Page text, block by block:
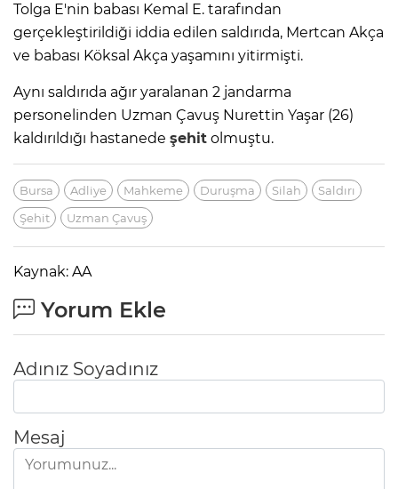
Tolga E'nin babası Kemal E. tarafından
gerçekleştirildiği iddia edilen saldırıda, Mertcan Akça
ve babası Köksal Akça yaşamını yitirmişti.
Aynı saldırıda ağır yaralanan 2 jandarma
personelinden Uzman Çavuş Nurettin Yaşar (26)
kaldırıldığı hastanede şehit olmuştu.
Bursa Adliye Mahkeme Duruşma Silah
Saldırı
Şehit
Uzman Çavuş
Kaynak: AA
Yorum Ekle
Adınız Soyadınız
Mesaj